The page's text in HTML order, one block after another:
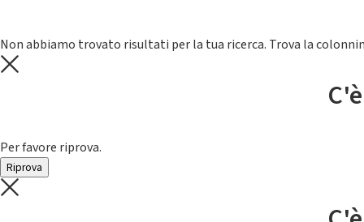
Non abbiamo trovato risultati per la tua ricerca. Trova la
Per favore riprova.
Riprova